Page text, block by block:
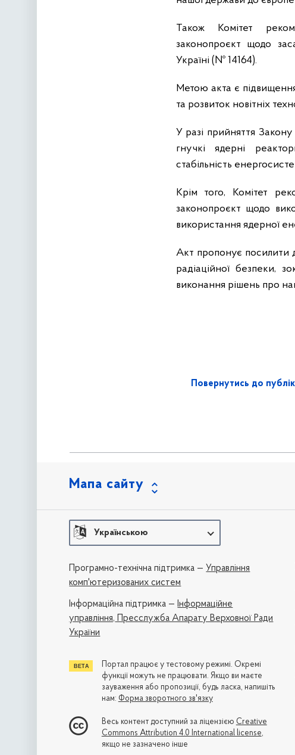
Також Комітет
законопроєкт щодо
Україні (№ 14164).
Метою акта є
та розвиток новітніх
У разі прийняття
гнучкі ядерні
стабільність
Крім того, Комітет
законопроєкт щодо
використання ядерної
Акт пропонує посилити
радіаційної безпеки,
виконання рішень про
Повернутись до
Мапа сайту
Українською
Програмно-технічна підтримка — Управління
комп'ютеризованих систем
Iнформаційна підтримка —Інформаційне
управління, Пресслужба Апарату Верховної Ради
України
Портал працює у тестовому режимі. Окремі
функції можуть не працювати. Якщо ви маєте
зауваження або пропозиції, будь ласка, напишіть
нам: Форма зворотного зв'язку
Весь контент доступний за ліцензією Creative
Commons Attribution 4.0 International license,
якщо не зазначено інше